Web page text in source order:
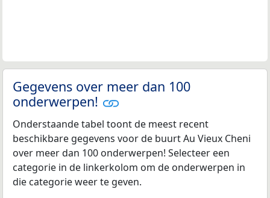
Gegevens over meer dan 100
onderwerpen!
Onderstaande tabel toont de meest recent
beschikbare gegevens voor de buurt Au Vieux Cheni
over meer dan 100 onderwerpen! Selecteer een
categorie in de linkerkolom om de onderwerpen in
die categorie weer te geven.